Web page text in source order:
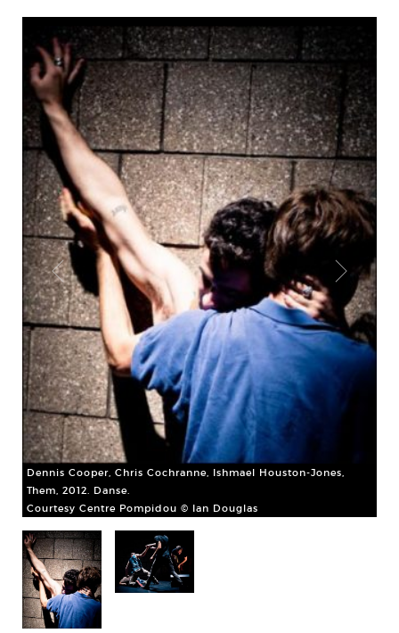
Dennis Cooper, Chris Cochranne, Ishmael Houston-Jones,
Them, 2012. Danse.
Courtesy Centre Pompidou © Ian Douglas